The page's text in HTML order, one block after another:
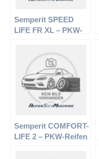
Semperit SPEED
LIFE FR XL – PKW-
Semperit COMFORT-
LIFE 2 – PKW-Reifen